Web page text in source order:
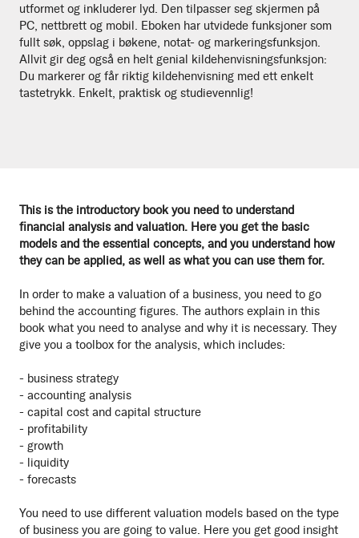
This is the introductory book you need to understand
financial analysis and valuation. Here you get the basic
models and the essential concepts, and you understand how
they can be applied, as well as what you can use them for.
In order to make a valuation of a business, you need to go
behind the accounting figures. The authors explain in this
book what you need to analyse and why it is necessary. They
give you a toolbox for the analysis, which includes:
- business strategy
- accounting analysis
- capital cost and capital structure
- profitability
- growth
- liquidity
- forecasts
You need to use different valuation models based on the type
of business you are going to value. Here you get good insight
utformet og inkluderer lyd. Den tilpasser seg skjermen på
PC, nettbrett og mobil. Eboken har utvidede funksjoner som
fullt søk, oppslag i bøkene, notat- og markeringsfunksjon.
Allvit gir deg også en helt genial kildehenvisningsfunksjon:
Du markerer og får riktig kildehenvisning med ett enkelt
tastetrykk. Enkelt, praktisk og studievennlig!